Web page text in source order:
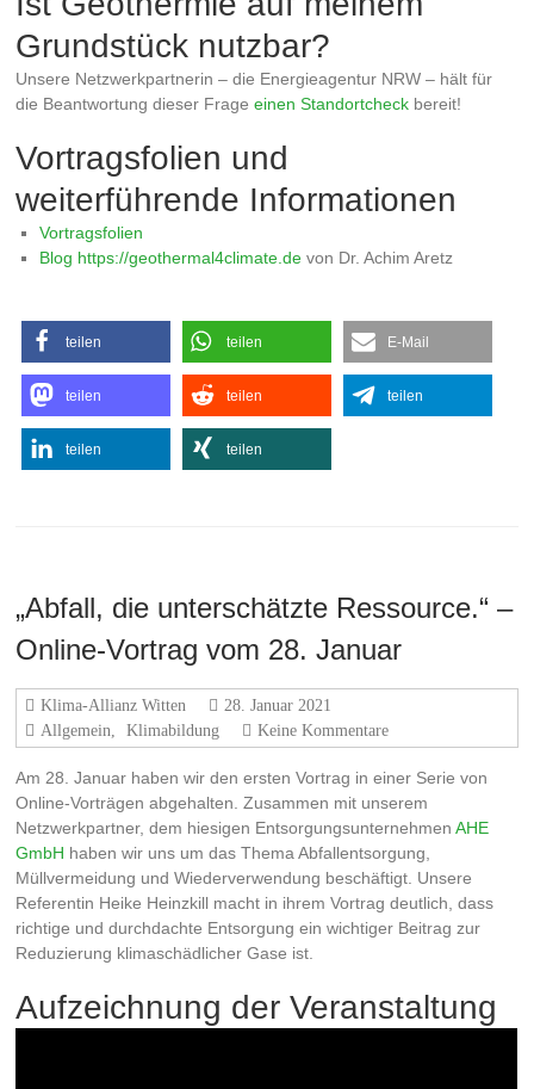
Grundstück nutzbar?
Unsere Netzwerkpartnerin – die Energieagentur NRW – hält für
die Beantwortung dieser Frageeinen Standortcheck bereit!
Vortragsfolien und
weiterführende Informationen
Vortragsfolien
Blog https://geothermal4climate.de von Dr. Achim Aretz
teilen teilen E-Mail
teilen teilen teilen
teilen teilen
„Abfall, die unterschätzte Ressource.“ –
Online-Vortrag vom 28. Januar
Klima-Allianz Witten
28. Januar 2021
Allgemein, Klimabildung Keine Kommentare
Am 28. Januar haben wir den ersten Vortrag in einer Serie von
Online-Vorträgen abgehalten. Zusammen mit unserem
Netzwerkpartner, dem hiesigen EntsorgungsunternehmenAHE
GmbH haben wir uns um das Thema Abfallentsorgung,
Müllvermeidung und Wiederverwendung beschäftigt. Unsere
Referentin Heike Heinzkill macht in ihrem Vortrag deutlich, dass
richtige und durchdachte Entsorgung ein wichtiger Beitrag zur
Reduzierung klimaschädlicher Gase ist.
Aufzeichnung der Veranstaltung